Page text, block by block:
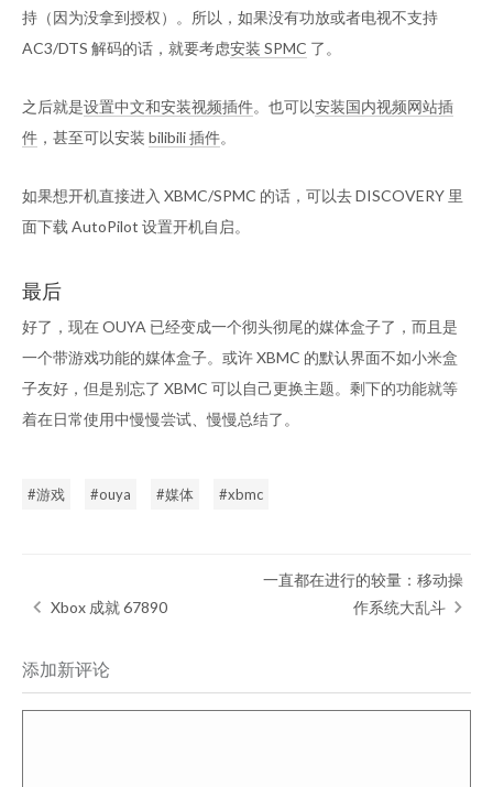
持（因为没拿到授权）。所以，如果没有功放或者电视不支持
AC3/DTS 解码的话，就要考虑安装 SPMC 了。
之后就是设置中文和安装视频插件。也可以安装国内视频网站插
件 ，甚至可以安装 bilibili 插件。
如果想开机直接进入 XBMC/SPMC 的话，可以去 DISCOVERY 里
面下载 AutoPilot 设置开机自启。
最后
好了，现在 OUYA 已经变成一个彻头彻尾的媒体盒子了，而且是
一个带游戏功能的媒体盒子。或许 XBMC 的默认界面不如小米盒
子友好，但是别忘了 XBMC 可以自己更换主题。剩下的功能就等
着在日常使用中慢慢尝试、慢慢总结了。
游戏 ouya 媒体 xbmc
Xbox 成就 67890
一直都在进行的较量：移动操
作系统大乱斗
添加新评论